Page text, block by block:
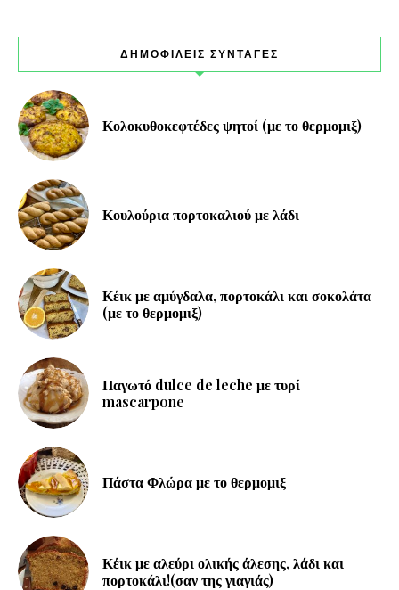
ΔΗΜΟΦΙΛΕΙΣ ΣΥΝΤΑΓΕΣ
Κολοκυθοκεφτέδες ψητοί (με το θερμομιξ)
Κουλούρια πορτοκαλιού με λάδι
Κέικ με αμύγδαλα, πορτοκάλι και σοκολάτα
(με το θερμομιξ)
Παγωτό dulce de leche με τυρί
mascarpone
Πάστα Φλώρα με το θερμομιξ
Κέικ με αλεύρι ολικής άλεσης, λάδι και
πορτοκάλι!(σαν της γιαγιάς)